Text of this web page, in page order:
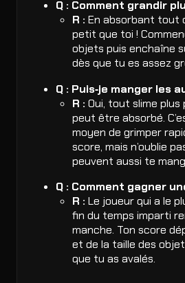
Q : Comment grandir
R : En absorbant tout
petit que toi !
objets puis enchaîne
dès que tu es assez
Q : Puis‑je manger les
R : Oui, tout slime
peut être absorbé.
moyen de grimper
score, mais n’oublie
peuvent aussi te
Q : Comment gagner
R : Le joueur qui a le
fin du temps imparti
manche. Ton score
et de la taille des
que tu as avalés.